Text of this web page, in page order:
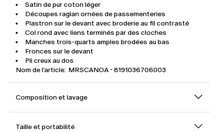
Satin de pur coton léger
Découpes raglan ornées de passementeries
Plastron sur le devant avec broderie au fil contrasté
Col rond avec liens terminés par des cloches
Manches trois-quarts amples brodées au bas
Fronces sur le devant
Pli creux au dos
Nom de l’article: MRSCANOA - 8191036706003
Composition et lavage
Taille et portabilité